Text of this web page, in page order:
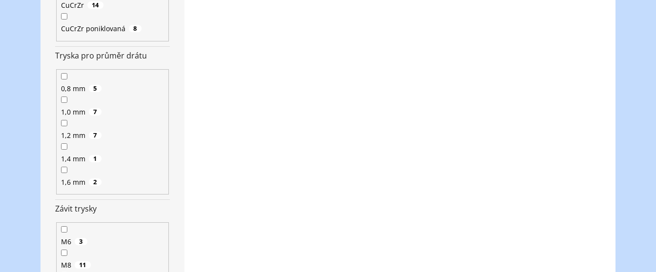
CuCrZr 14
CuCrZr poniklovaná 8
Tryska pro průměr drátu
0,8 mm 5
1,0 mm 7
1,2 mm 7
1,4 mm 1
1,6 mm 2
Závit trysky
M6 3
M8 11